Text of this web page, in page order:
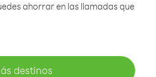
ahorrar en las llamadas que
destinos